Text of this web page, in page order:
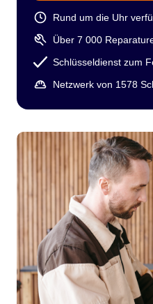
Rund um die Uhr
Über 7 000
Schlüsseldienst zum
Netzwerk von 1578